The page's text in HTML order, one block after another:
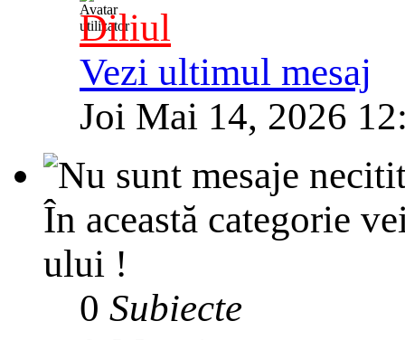
Diliul
Vezi ultimul mesaj
Joi Mai 14, 2026
În această categorie
ului !
0 Subiecte